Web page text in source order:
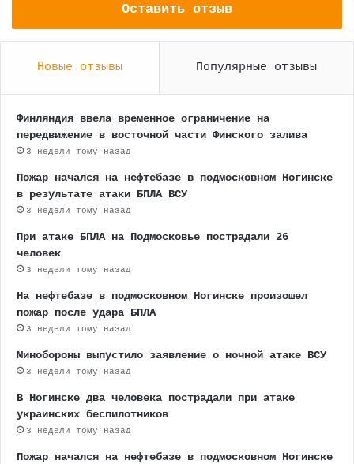
Оставить отзыв
Новые отзывы Популярные отзывы
Финляндия ввела временное ограничение на
передвижение в восточной части Финского залива
3 недели тому назад
Пожар начался на нефтебазе в подмосковном Ногинске
в результате атаки БПЛА ВСУ
3 недели тому назад
При атаке БПЛА на Подмосковье пострадали 26
человек
3 недели тому назад
На нефтебазе в подмосковном Ногинске произошел
пожар после удара БПЛА
3 недели тому назад
Минобороны выпустило заявление о ночной атаке ВСУ
3 недели тому назад
В Ногинске два человека пострадали при атаке
украинских беспилотников
3 недели тому назад
Пожар начался на нефтебазе в подмосковном Ногинске